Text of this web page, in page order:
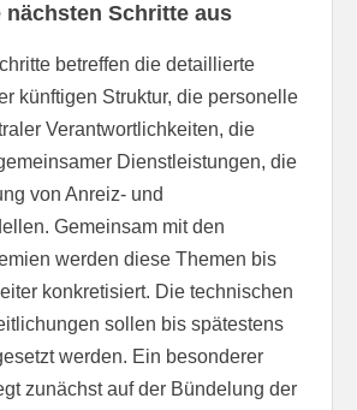
nächsten Schritte aus
betreffen die detaillierte
künftigen Struktur, die personelle
Verantwortlichkeiten, die
Dienstleistungen, die
von Anreiz- und
Gemeinsam mit den
werden diese Themen bis
konkretisiert. Die technischen
sollen bis spätestens
werden. Ein besonderer
zunächst auf der Bündelung der